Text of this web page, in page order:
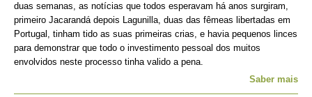
duas semanas, as notícias que todos esperavam há anos surgiram,
primeiro Jacarandá depois Lagunilla, duas das fêmeas libertadas em
Portugal, tinham tido as suas primeiras crias, e havia pequenos linces
para demonstrar que todo o investimento pessoal dos muitos
envolvidos neste processo tinha valido a pena.
Saber mais